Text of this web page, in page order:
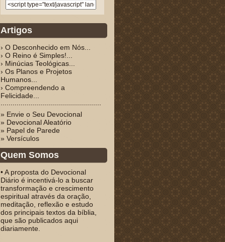
Artigos
› O Desconhecido em Nós...
› O Reino é Simples!...
› Minúcias Teológicas...
› Os Planos e Projetos
Humanos...
› Compreendendo a
Felicidade...
» Envie o Seu Devocional
» Devocional Aleatório
» Papel de Parede
» Versículos
Quem Somos
• A proposta do Devocional
Diário é incentivá-lo a buscar
transformação e crescimento
espiritual através da oração,
meditação, reflexão e estudo
dos principais textos da bíblia,
que são publicados aqui
diariamente.